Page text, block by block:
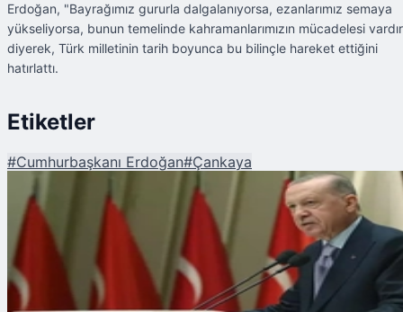
Erdoğan, "Bayrağımız gururla dalgalanıyorsa, ezanlarımız semaya
yükseliyorsa, bunun temelinde kahramanlarımızın mücadelesi
diyerek, Türk milletinin tarih boyunca bu bilinçle hareket ettiğini
hatırlattı.
Etiketler
#Cumhurbaşkanı Erdoğan#Çankaya
Şu An Okunan
Cumhurbaşkanı Erdoğan'dan Önemli Açıklamalar